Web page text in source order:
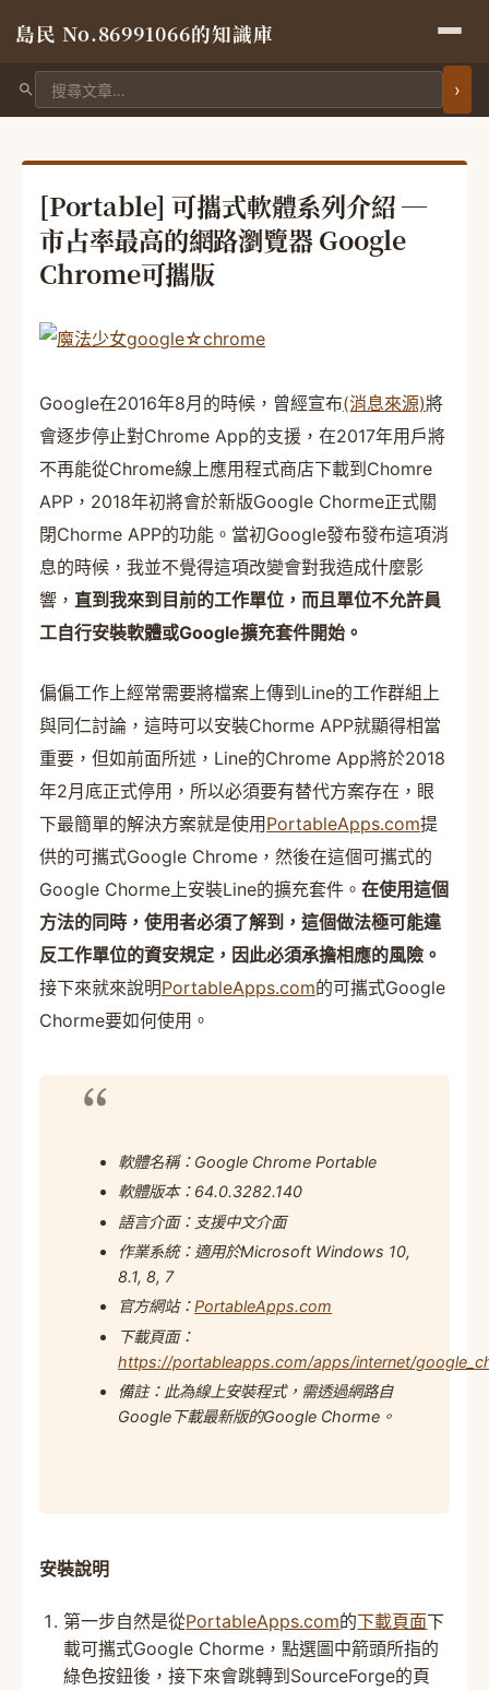
島民 No.86991066的知識庫
搜尋文章
[Portable] 可攜式軟體系列介紹 ─
市占率最高的網路瀏覽器 Google
Chrome可攜版
Google在2016年8月的時候，曾經宣布(消息來源)將
會逐步停止對Chrome App的支援，在2017年用戶將
不再能從Chrome線上應用程式商店下載到Chomre
APP，2018年初將會於新版Google Chorme正式關
閉Chorme APP的功能。當初Google發布發布這項消
息的時候，我並不覺得這項改變會對我造成什麼影
響， 直到我來到目前的工作單位，而且單位不允許員
工自行安裝軟體或Google擴充套件開始。
偏偏工作上經常需要將檔案上傳到Line的工作群組上
與同仁討論，這時可以安裝Chorme APP就顯得相當
重要，但如前面所述，Line的Chrome App將於2018
年2月底正式停用，所以必須要有替代方案存在，眼
下最簡單的解決方案就是使用 PortableApps.com提
供的可攜式Google Chrome，然後在這個可攜式的
Google Chorme上安裝Line的擴充套件。 在使用這個
方法的同時，使用者必須了解到，這個做法極可能違
反工作單位的資安規定，因此必須承擔相應的風險。
接下來就來說明PortableApps.com的可攜式Google
Chorme要如何使用。
軟體名稱：Google Chrome Portable
軟體版本：64.0.3282.140
語言介面：支援中文介面
作業系統：適用於Microsoft Windows 10,
8.1, 8, 7
官方網站：PortableApps.com
下載頁面：
https://portableapps.com/apps/internet/
備註：此為線上安裝程式，需透過網路自
Google下載最新版的Google Chorme。
安裝說明
第一步自然是從PortableApps.com的下載頁面下
載可攜式Google Chorme，點選圖中箭頭所指的
綠色按鈕後，接下來會跳轉到SourceForge的頁